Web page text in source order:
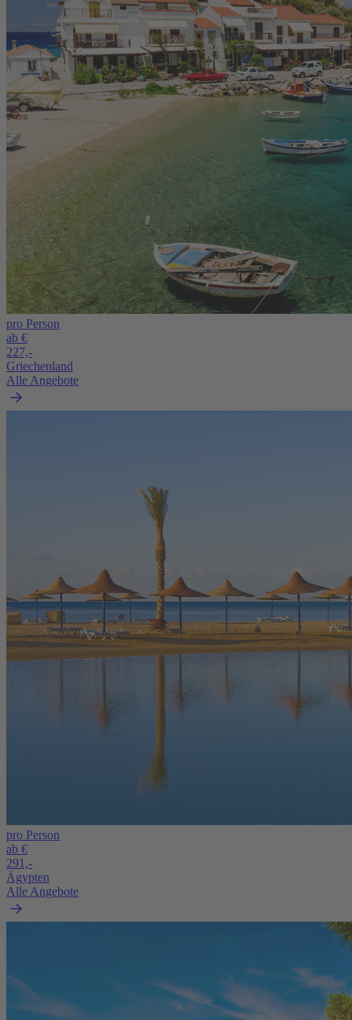
pro Person
ab €
227,-
Griechenland
Alle Angebote
pro Person
ab €
291,-
Ägypten
Alle Angebote